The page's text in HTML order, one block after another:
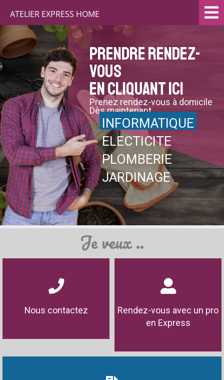
ATELIER EXPRESS HOME
Prendre rendez-
vous
en cliquant ici
Prenez rendez-vous à domicile
Dès maintenant
INFORMATIQUE
ELECTICITE
PLOMBERIE
JARDINAGE
Je veux ..
Nous contactez
Rendez-vous avec un pro
en Express